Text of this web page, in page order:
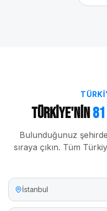
Türkiye'nin
Bulunduğunuz
sıraya çıkın. Tüm
İstanbul